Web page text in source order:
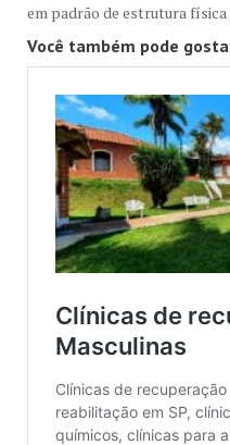
em padrão de estrutura
Você também pode